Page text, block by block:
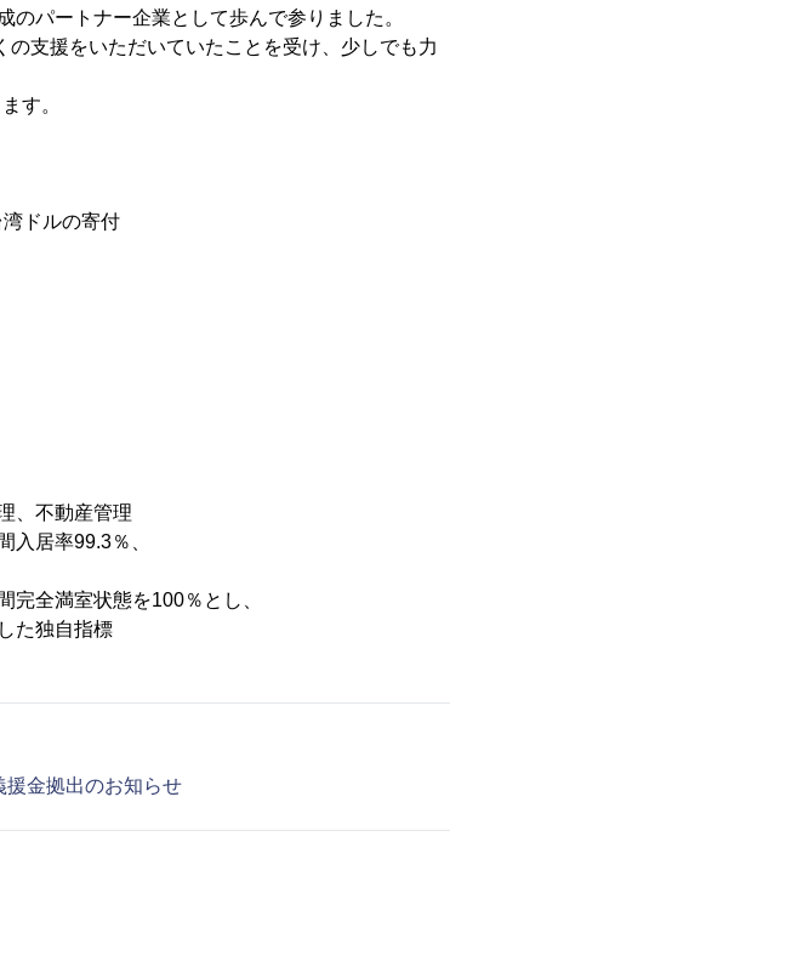
パートナー企業として歩んで参りました。
支援をいただいていたことを受け、少しでも力
す。
ドルの寄付
、不動産管理
居率99.3％、
室状態を100％とし、
独自指標
援金拠出のお知らせ